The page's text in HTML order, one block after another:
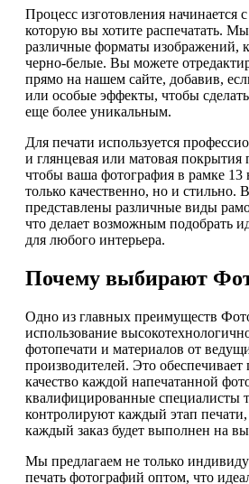
Процесс изготовления начинается
которую вы хотите распечатать.
различные форматы изображений,
черно-белые. Вы можете
прямо на нашем сайте, добавив,
или особые эффекты, чтобы
еще более уникальным.
Для печати используется
и глянцевая или матовая
чтобы ваша фотография в рамке 13
только качественно, но и стильно.
представлены различные виды
что делает возможным подобрать
для любого интерьера.
Почему выбирают
Одно из главных преимуществ
использование
фотопечати и материалов от
производителей. Это обеспечивает
качество каждой напечатанной
квалифицированные специалисты
контролируют каждый этап печати,
каждый заказ будет выполнен на
Мы предлагаем не только
печать фотографий оптом, что